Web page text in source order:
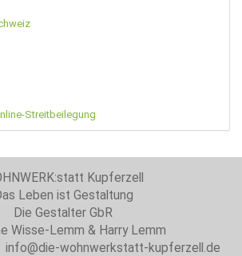
Streitbeilegung
Kupferzell
Leben ist Gestaltung
Die Gestalter GbR
Wisse-Lemm & Harry Lemm
wohnwerkstatt-kupferzell.de